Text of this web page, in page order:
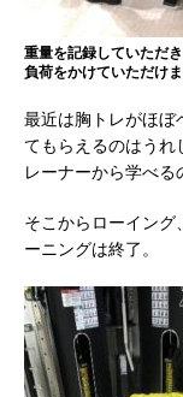
重量を記録していただ
負荷をかけていただけ
最近は胸トレがほぼ
てもらえるのはうれ
レーナーから学べる
そこからローイン
ーニングは終了。